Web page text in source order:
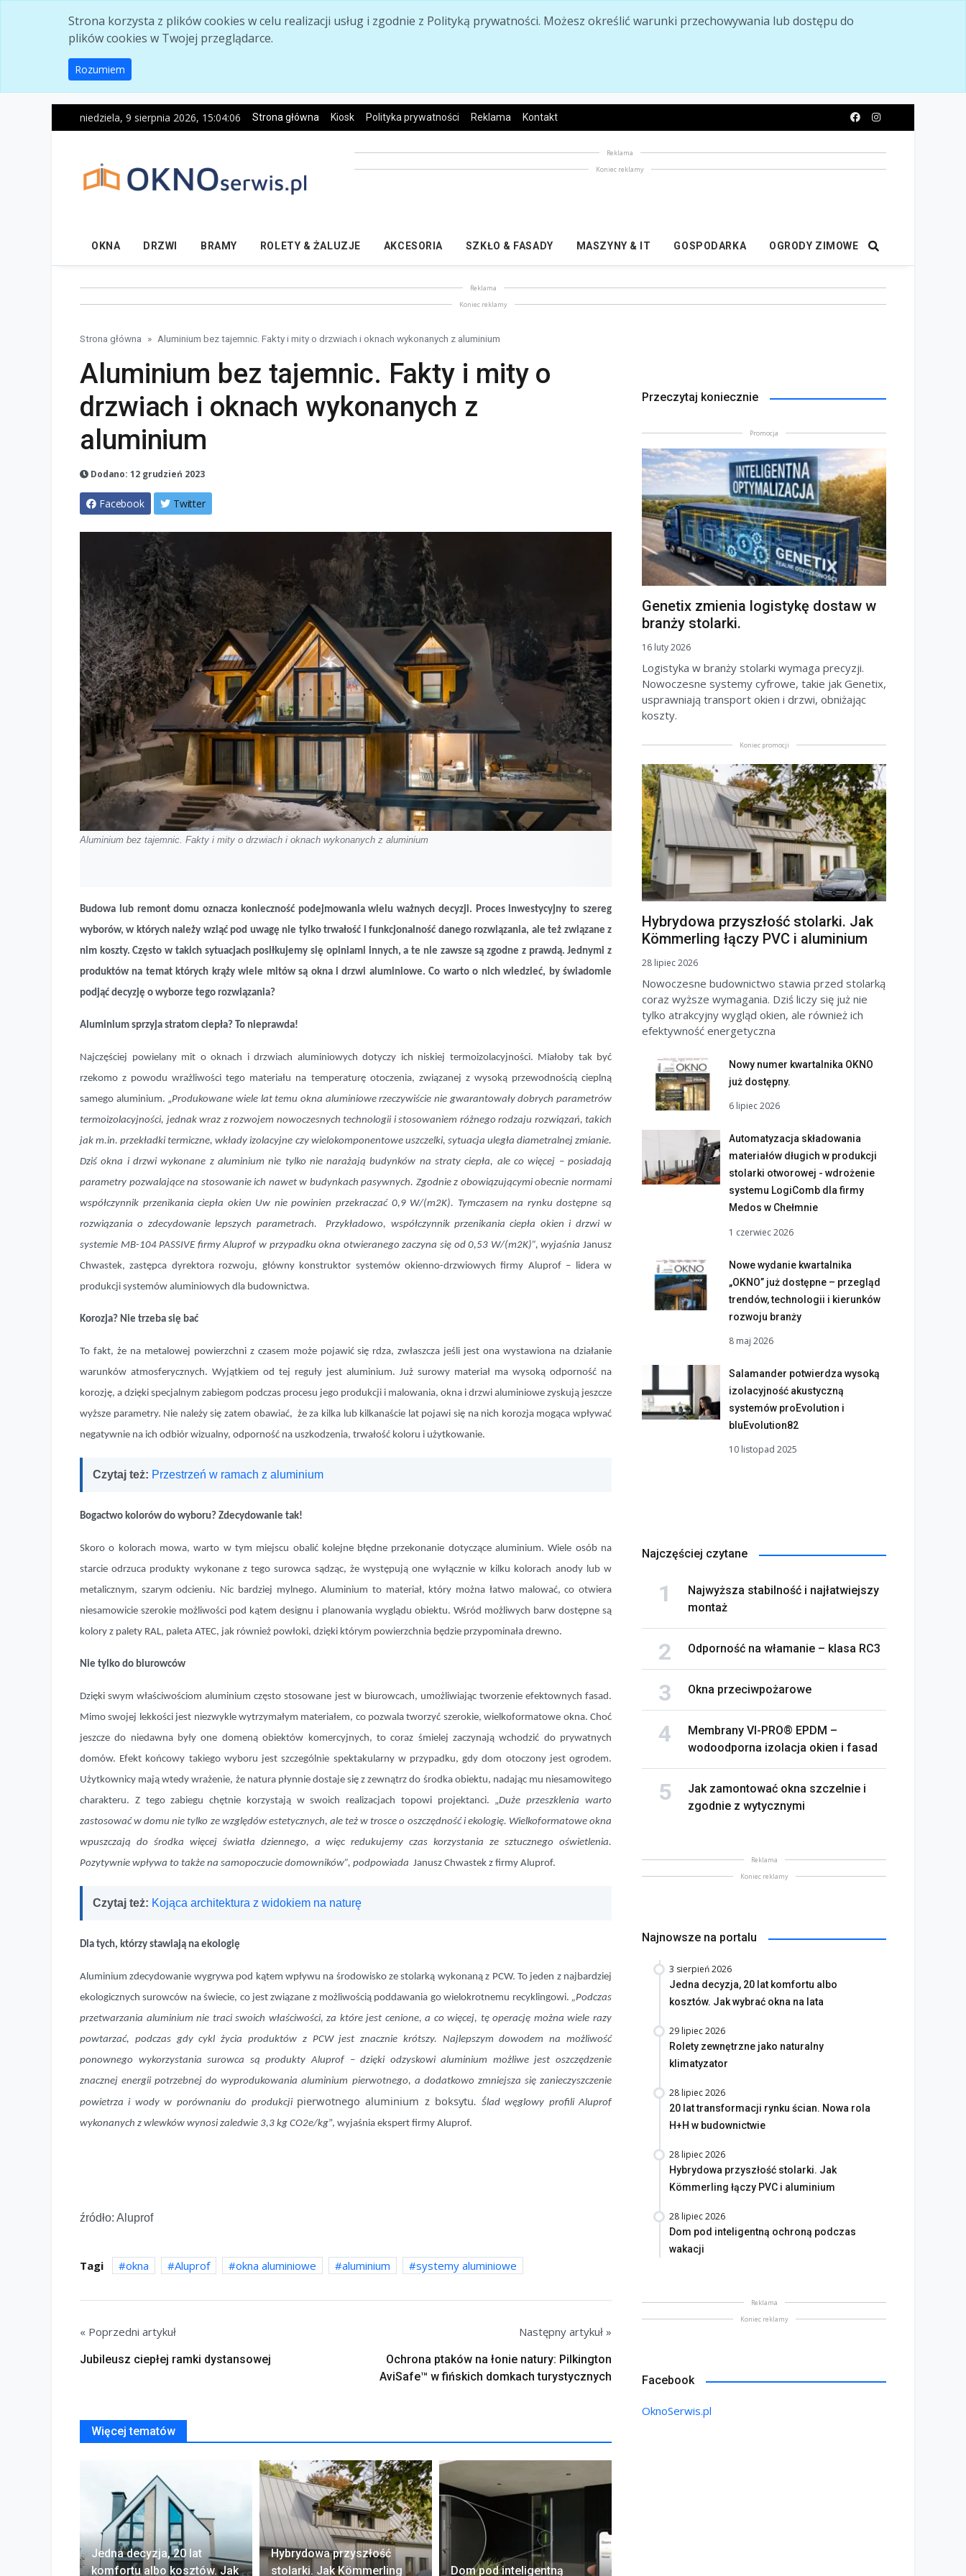
Strona korzysta z plików cookies w celu realizacji usług i zgodnie z Polityką prywatności. Możesz określić warunki przechowywania lub dostępu do
plików cookies w Twojej przeglądarce.
Rozumiem
niedziela, 9 sierpnia 2026, 15:04:07 Strona główna Kiosk Polityka prywatności Reklama Kontakt
Reklama
Koniec reklamy
OKNA DRZWI BRAMY ROLETY & ŻALUZJE AKCESORIA SZKŁO & FASADY MASZYNY & IT GOSPODARKA OGRODY ZIMOWE
Reklama
Koniec reklamy
Strona główna Aluminium bez tajemnic. Fakty i mity o drzwiach i oknach wykonanych z aluminium
Aluminium bez tajemnic. Fakty i mity o
drzwiach i oknach wykonanych z
aluminium
Dodano: 12 grudzień 2023
Facebook Twitter
Aluminium bez tajemnic. Fakty i mity o drzwiach i oknach wykonanych z aluminium
Budowa lub remont domu oznacza konieczność podejmowania wielu ważnych decyzji. Proces inwestycyjny to szereg
wyborów, w których należy wziąć pod uwagę nie tylko trwałość i funkcjonalność danego rozwiązania, ale też związane z
nim koszty. Często w takich sytuacjach posiłkujemy się opiniami innych, a te nie zawsze są zgodne z prawdą. Jednymi z
produktów na temat których krąży wiele mitów są okna i drzwi aluminiowe. Co warto o nich wiedzieć, by świadomie
podjąć decyzję o wyborze tego rozwiązania?
Aluminium sprzyja stratom ciepła? To nieprawda!
Najczęściej powielany mit o oknach i drzwiach aluminiowych dotyczy ich niskiej termoizolacyjności. Miałoby tak być
rzekomo z powodu wrażliwości tego materiału na temperaturę otoczenia, związanej z wysoką przewodnością cieplną
samego aluminium. „Produkowane wiele lat temu okna aluminiowe rzeczywiście nie gwarantowały dobrych parametrów
termoizolacyjności, jednak wraz z rozwojem nowoczesnych technologii i stosowaniem różnego rodzaju rozwiązań, takich
jak m.in. przekładki termiczne, wkłady izolacyjne czy wielokomponentowe uszczelki, sytuacja uległa diametralnej zmianie.
Dziś okna i drzwi wykonane z aluminium nie tylko nie narażają budynków na straty ciepła, ale co więcej – posiadają
parametry pozwalające na stosowanie ich nawet w budynkach pasywnych. Zgodnie z obowiązującymi obecnie normami
współczynnik przenikania ciepła okien Uw nie powinien przekraczać 0,9 W/(m2K). Tymczasem na rynku dostępne są
rozwiązania o zdecydowanie lepszych parametrach. Przykładowo, współczynnik przenikania ciepła okien i drzwi w
systemie MB-104 PASSIVE firmy Aluprof w przypadku okna otwieranego zaczyna się od 0,53 W/(m2K)”, wyjaśnia Janusz
Chwastek, zastępca dyrektora rozwoju, główny konstruktor systemów okienno-drzwiowych firmy Aluprof – lidera w
produkcji systemów aluminiowych dla budownictwa.
Korozja? Nie trzeba się bać
To fakt, że na metalowej powierzchni z czasem może pojawić się rdza, zwłaszcza jeśli jest ona wystawiona na działanie
warunków atmosferycznych. Wyjątkiem od tej reguły jest aluminium. Już surowy materiał ma wysoką odporność na
korozję, a dzięki specjalnym zabiegom podczas procesu jego produkcji i malowania, okna i drzwi aluminiowe zyskują jeszcze
wyższe parametry. Nie należy się zatem obawiać, że za kilka lub kilkanaście lat pojawi się na nich korozja mogąca wpływać
negatywnie na ich odbiór wizualny, odporność na uszkodzenia, trwałość koloru i użytkowanie.
Czytaj też: Przestrzeń w ramach z aluminium
Bogactwo kolorów do wyboru? Zdecydowanie tak!
Skoro o kolorach mowa, warto w tym miejscu obalić kolejne błędne przekonanie dotyczące aluminium. Wiele osób na
starcie odrzuca produkty wykonane z tego surowca sądząc, że występują one wyłącznie w kilku kolorach anody lub w
metalicznym, szarym odcieniu. Nic bardziej mylnego. Aluminium to materiał, który można łatwo malować, co otwiera
niesamowicie szerokie możliwości pod kątem designu i planowania wyglądu obiektu. Wśród możliwych barw dostępne są
kolory z palety RAL, paleta ATEC, jak również powłoki, dzięki którym powierzchnia będzie przypominała drewno.
Nie tylko do biurowców
Dzięki swym właściwościom aluminium często stosowane jest w biurowcach, umożliwiając tworzenie efektownych fasad.
Mimo swojej lekkości jest niezwykle wytrzymałym materiałem, co pozwala tworzyć szerokie, wielkoformatowe okna. Choć
jeszcze do niedawna były one domeną obiektów komercyjnych, to coraz śmielej zaczynają wchodzić do prywatnych
domów. Efekt końcowy takiego wyboru jest szczególnie spektakularny w przypadku, gdy dom otoczony jest ogrodem.
Użytkownicy mają wtedy wrażenie, że natura płynnie dostaje się z zewnątrz do środka obiektu, nadając mu niesamowitego
charakteru. Z tego zabiegu chętnie korzystają w swoich realizacjach topowi projektanci. „Duże przeszklenia warto
zastosować w domu nie tylko ze względów estetycznych, ale też w trosce o oszczędność i ekologię. Wielkoformatowe okna
wpuszczają do środka więcej światła dziennego, a więc redukujemy czas korzystania ze sztucznego oświetlenia.
Pozytywnie wpływa to także na samopoczucie domowników”, podpowiada Janusz Chwastek z firmy Aluprof.
Czytaj też: Kojąca architektura z widokiem na naturę
Dla tych, którzy stawiają na ekologię
Aluminium zdecydowanie wygrywa pod kątem wpływu na środowisko ze stolarką wykonaną z PCW. To jeden z najbardziej
ekologicznych surowców na świecie, co jest związane z możliwością poddawania go wielokrotnemu recyklingowi. „Podczas
przetwarzania aluminium nie traci swoich właściwości, za które jest cenione, a co więcej, tę operację można wiele razy
powtarzać, podczas gdy cykl życia produktów z PCW jest znacznie krótszy. Najlepszym dowodem na możliwość
ponownego wykorzystania surowca są produkty Aluprof – dzięki odzyskowi aluminium możliwe jest oszczędzenie
znacznej energii potrzebnej do wyprodukowania aluminium pierwotnego, a dodatkowo zmniejsza się zanieczyszczenie
powietrza i wody w porównaniu do produkcji pierwotnego aluminium z boksytu. Ślad węglowy profili Aluprof
wykonanych z wlewków wynosi zaledwie 3,3 kg CO2e/kg”, wyjaśnia ekspert firmy Aluprof.
źródło: Aluprof
Tagi okna Aluprof okna aluminiowe aluminium systemy aluminiowe
« Poprzedni artykuł
Jubileusz ciepłej ramki dystansowej
Następny artykuł »
Ochrona ptaków na łonie natury: Pilkington
AviSafe™ w fińskich domkach turystycznych
Więcej tematów
Jedna decyzja, 20 lat
komfortu albo kosztów. Jak
Hybrydowa przyszłość
stolarki. Jak Kömmerling
Dom pod inteligentną
Przeczytaj koniecznie
Promocja
Genetix zmienia logistykę dostaw w
branży stolarki.
16 luty 2026
Logistyka w branży stolarki wymaga precyzji.
Nowoczesne systemy cyfrowe, takie jak Genetix,
usprawniają transport okien i drzwi, obniżając
koszty.
Koniec promocji
Hybrydowa przyszłość stolarki. Jak
Kömmerling łączy PVC i aluminium
28 lipiec 2026
Nowoczesne budownictwo stawia przed stolarką
coraz wyższe wymagania. Dziś liczy się już nie
tylko atrakcyjny wygląd okien, ale również ich
efektywność energetyczna
Nowy numer kwartalnika OKNO
już dostępny.
6 lipiec 2026
Automatyzacja składowania
materiałów długich w produkcji
stolarki otworowej - wdrożenie
systemu LogiComb dla firmy
Medos w Chełmnie
1 czerwiec 2026
Nowe wydanie kwartalnika
„OKNO” już dostępne – przegląd
trendów, technologii i kierunków
rozwoju branży
8 maj 2026
Salamander potwierdza wysoką
izolacyjność akustyczną
systemów proEvolution i
bluEvolution82
10 listopad 2025
Najczęściej czytane
Najwyższa stabilność i najłatwiejszy
montaż
Odporność na włamanie – klasa RC3
Okna przeciwpożarowe
Membrany VI-PRO® EPDM –
wodoodporna izolacja okien i fasad
Jak zamontować okna szczelnie i
zgodnie z wytycznymi
Reklama
Koniec reklamy
Najnowsze na portalu
3 sierpień 2026
Jedna decyzja, 20 lat komfortu albo
kosztów. Jak wybrać okna na lata
29 lipiec 2026
Rolety zewnętrzne jako naturalny
klimatyzator
28 lipiec 2026
20 lat transformacji rynku ścian. Nowa rola
H+H w budownictwie
28 lipiec 2026
Hybrydowa przyszłość stolarki. Jak
Kömmerling łączy PVC i aluminium
28 lipiec 2026
Dom pod inteligentną ochroną podczas
wakacji
Reklama
Koniec reklamy
Facebook
OknoSerwis.pl